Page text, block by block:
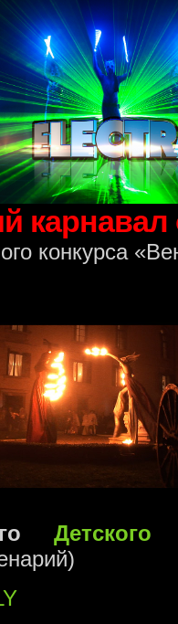
карнавал
конкурса
Детского